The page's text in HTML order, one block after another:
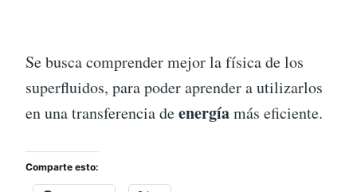
Se busca comprender mejor la física de los
superfluidos, para poder aprender a utilizarlos
en una transferencia deenergíamás eficiente.
Comparte esto: